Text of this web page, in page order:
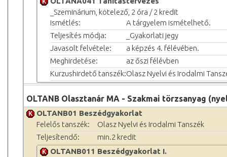
_Szeminárium, kötelező, 2 óra / 2 kredit
Ismétlés:
A tárgyelem ismételhető.
Teljesítés módja:
_Gyakorlati jegy
Javasolt felvétele:
a képzés 4. félévében.
Meghirdetése:
az őszi félévben
Kurzushirdető tanszék:Olasz Nyelvi és Irodalmi
OLTANB Olasztanár MA - Szakmai törzsanyag
OLTANB01 Beszédgyakorlat
Felelős tanszék:
Olasz Nyelvi és Irodalmi Tanszék
Teljesítendő:
min.2 kredit
OLTANB011 Beszédgyakorlat I.